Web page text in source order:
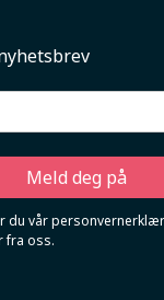
du vår
fra oss.